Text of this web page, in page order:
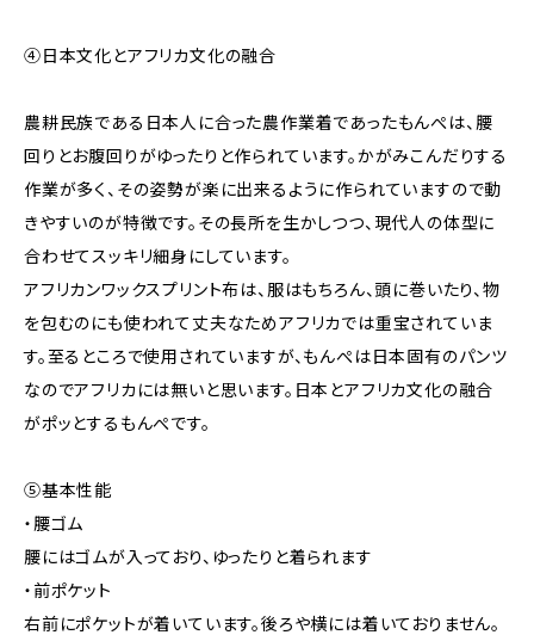
④日本文化とアフリカ文化の融合
農耕民族である日本人に合った農作業着であったもんぺは、腰
回りとお腹回りがゆったりと作られています。かがみこんだりする
作業が多く、その姿勢が楽に出来るように作られていますので動
きやすいのが特徴です。その長所を生かしつつ、現代人の体型に
合わせてスッキリ細身にしています。
アフリカンワックスプリント布は、服はもちろん、頭に巻いたり、物
を包むのにも使われて丈夫なためアフリカでは重宝されていま
す。至るところで使用されていますが、もんぺは日本固有のパンツ
なのでアフリカには無いと思います。日本とアフリカ文化の融合
がポッとするもんぺです。
⑤基本性能
・腰ゴム
腰にはゴムが入っており、ゆったりと着られます
・前ポケット
右前にポケットが着いています。後ろや横には着いておりません。